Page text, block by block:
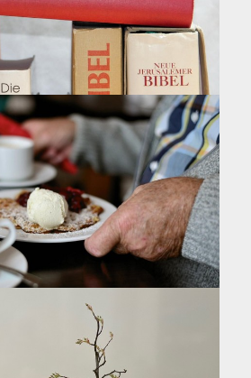
2026 15:00
Bibelkreis
20:00
ev. Gemeindehaus
Seniorenkaffee